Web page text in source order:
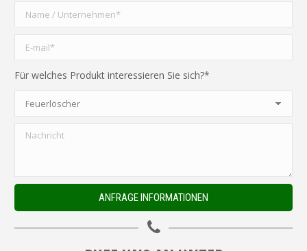
Für welches Produkt interessieren Sie sich?*